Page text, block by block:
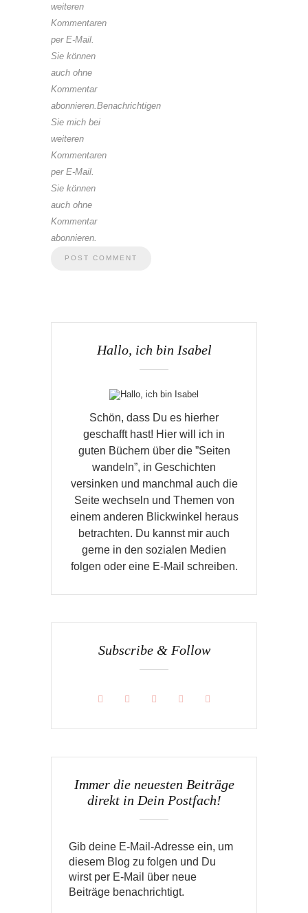
weiteren
Kommentaren
per E-Mail.
Sie können
auch ohne
Kommentar
abonnieren.Benachrichtigen
Sie mich bei
weiteren
Kommentaren
per E-Mail.
Sie können
auch ohne
Kommentar
abonnieren.
Hallo, ich bin Isabel
Schön, dass Du es hierher
geschafft hast! Hier will ich in
guten Büchern über die ”Seiten
wandeln”, in Geschichten
versinken und manchmal auch die
Seite wechseln und Themen von
einem anderen Blickwinkel heraus
betrachten. Du kannst mir auch
gerne in den sozialen Medien
folgen oder eine E-Mail schreiben.
Subscribe & Follow
Immer die neuesten Beiträge
direkt in Dein Postfach!
Gib deine E-Mail-Adresse ein, um
diesem Blog zu folgen und Du
wirst per E-Mail über neue
Beiträge benachrichtigt.